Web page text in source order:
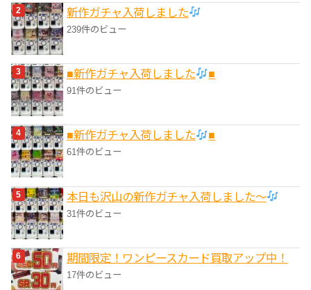
新作ガチャ入荷しました
239件のビュー
■新作ガチャ入荷しました ■
91件のビュー
■新作ガチャ入荷しました ■
61件のビュー
本日も沢山の新作ガチャ入荷しました〜
31件のビュー
期間限定！ワンピースカード買取アップ中！
17件のビュー